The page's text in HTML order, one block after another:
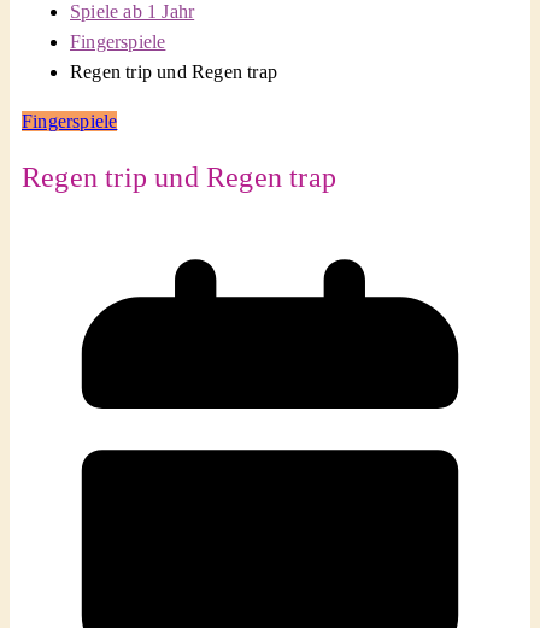
Spiele ab 1 Jahr
Fingerspiele
Regen trip und Regen trap
Fingerspiele
Regen trip und Regen trap